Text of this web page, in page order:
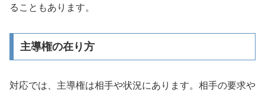
ることもあります。
主導権の在り方
対応では、主導権は相手や状況にあります。相手の要求や